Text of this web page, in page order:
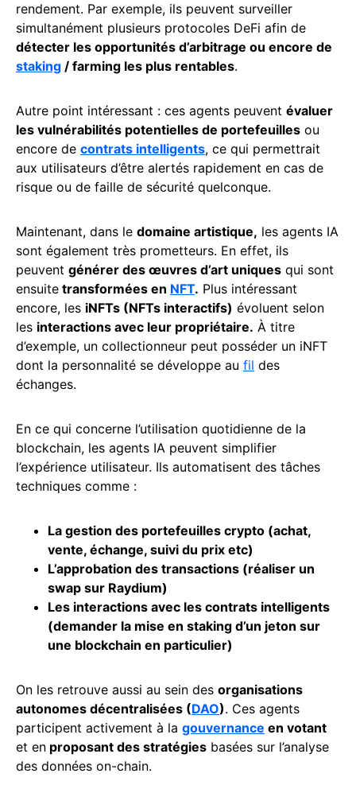
rendement. Par exemple, ils peuvent surveiller
simultanément plusieurs protocoles DeFi afin de
détecter les opportunités d’arbitrage ou encore de
staking / farming les plus rentables.
Autre point intéressant : ces agents peuvent évaluer
les vulnérabilités potentielles de portefeuilles ou
encore de contrats intelligents, ce qui permettrait
aux utilisateurs d’être alertés rapidement en cas de
risque ou de faille de sécurité quelconque.
Maintenant, dans le domaine artistique, les agents IA
sont également très prometteurs. En effet, ils
peuvent générer des œuvres d’art uniques qui sont
ensuite transformées en NFT. Plus intéressant
encore, les iNFTs (NFTs interactifs) évoluent selon
les interactions avec leur propriétaire. À titre
d’exemple, un collectionneur peut posséder un iNFT
dont la personnalité se développe au fil des
échanges.
En ce qui concerne l’utilisation quotidienne de la
blockchain, les agents IA peuvent simplifier
l’expérience utilisateur. Ils automatisent des tâches
techniques comme :
La gestion des portefeuilles crypto (achat,
vente, échange, suivi du prix etc)
L’approbation des transactions (réaliser un
swap sur Raydium)
Les interactions avec les contrats intelligents
(demander la mise en staking d’un jeton sur
une blockchain en particulier)
On les retrouve aussi au sein des organisations
autonomes décentralisées (DAO). Ces agents
participent activement à la gouvernance en votant
et en proposant des stratégies basées sur l’analyse
des données on-chain.